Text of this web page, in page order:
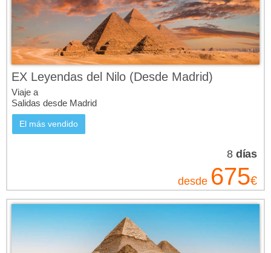
EX Leyendas del Nilo (Desde Madrid)
Viaje a
Salidas desde Madrid
El más vendido
8 días
675€
desde